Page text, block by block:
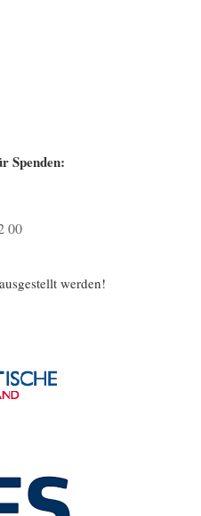
Spenden:
00
werden!